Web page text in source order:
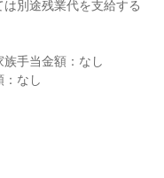
別途残業代を支給する
手当金額：なし
：なし